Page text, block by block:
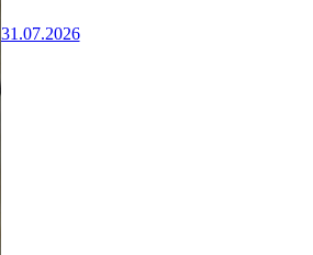
31.07.2026